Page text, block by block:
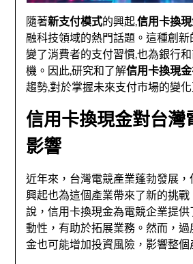
隨著新支付模式的興起,信用卡換
融科技領域的熱門話題。這種創
變了消費者的支付習慣,也為銀行
機。因此,研究和了解信用卡換現金
趨勢,對於掌握未來支付市場的變化
信用卡換現金對台灣
影響
近年來，台灣電競產業蓬勃發展
興起也為這個產業帶來了新的挑
說，信用卡換現金為電競企業提
動性，有助於拓展業務。然而，
金也可能增加投資風險，影響整個